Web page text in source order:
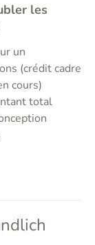
les
un
(crédit cadre
cours)
total